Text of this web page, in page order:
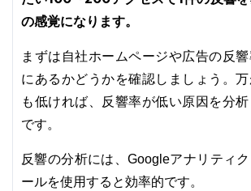
の感覚になります。
まずは自社ホームページや広告の反
にあるかどうかを確認しましょう。
も低ければ、反響率が低い原因を分
です。
反響の分析には、Googleアナリティ
ールを使用すると効率的です。